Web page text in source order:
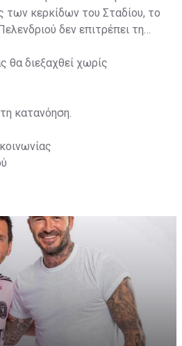
των κερκίδων του Σταδίου, το
δεν επιτρέπει τη
θα διεξαχθεί χωρίς
κατανόηση.